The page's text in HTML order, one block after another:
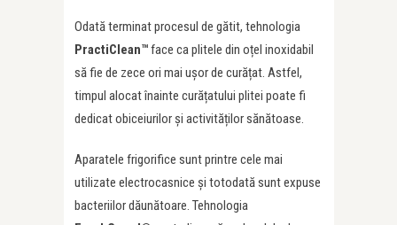
Odată terminat procesul de gătit, tehnologia
PractiClean™face ca plitele din oțel inoxidabil
să fie de zece ori mai ușor de curățat. Astfel,
timpul alocat înainte curățatului plitei poate fi
dedicat obiceiurilor și activităților sănătoase.
Aparatele frigorifice sunt printre cele mai
utilizate electrocasnice și totodată sunt expuse
bacteriilor dăunătoare. Tehnologia